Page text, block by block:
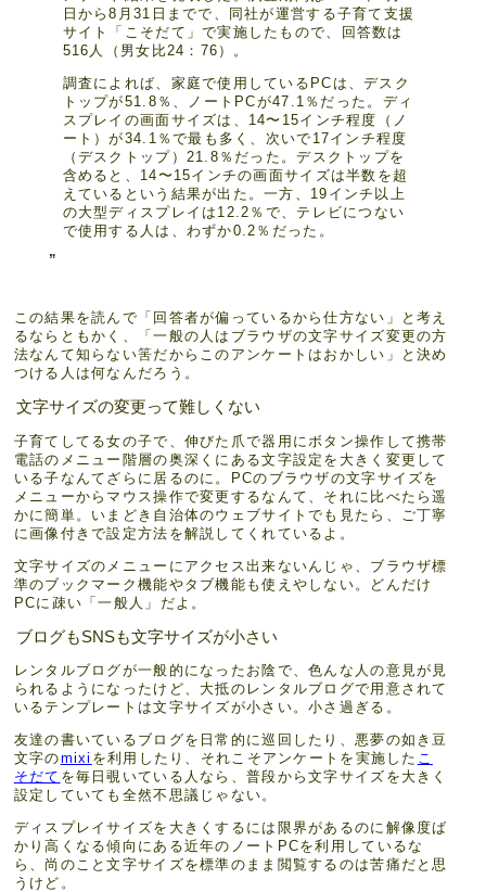
日から8月31日までで、同社が運営する子育て支援
サイト「こそだて」で実施したもので、回答数は
516人（男女比24：76）。
調査によれば、家庭で使用しているPCは、デスク
トップが51.8％、ノートPCが47.1％だった。ディ
スプレイの画面サイズは、14〜15インチ程度（ノ
ート）が34.1％で最も多く、次いで17インチ程度
（デスクトップ）21.8％だった。デスクトップを
含めると、14〜15インチの画面サイズは半数を超
えているという結果が出た。一方、19インチ以上
の大型ディスプレイは12.2％で、テレビにつない
で使用する人は、わずか0.2％だった。
この結果を読んで「回答者が偏っているから仕方ない」と考え
るならともかく、「一般の人はブラウザの文字サイズ変更の方
法なんて知らない筈だからこのアンケートはおかしい」と決め
つける人は何なんだろう。
文字サイズの変更って難しくない
子育てしてる女の子で、伸びた爪で器用にボタン操作して携帯
電話のメニュー階層の奥深くにある文字設定を大きく変更して
いる子なんてざらに居るのに。PCのブラウザの文字サイズを
メニューからマウス操作で変更するなんて、それに比べたら遥
かに簡単。いまどき自治体のウェブサイトでも見たら、ご丁寧
に画像付きで設定方法を解説してくれているよ。
文字サイズのメニューにアクセス出来ないんじゃ、ブラウザ標
準のブックマーク機能やタブ機能も使えやしない。どんだけ
PCに疎い「一般人」だよ。
ブログもSNSも文字サイズが小さい
レンタルブログが一般的になったお陰で、色んな人の意見が見
られるようになったけど、大抵のレンタルブログで用意されて
いるテンプレートは文字サイズが小さい。小さ過ぎる。
友達の書いているブログを日常的に巡回したり、悪夢の如き豆
文字のmixi を利用したり、それこそアンケートを実施した こ
そだて を毎日覗いている人なら、普段から文字サイズを大きく
設定していても全然不思議じゃない。
ディスプレイサイズを大きくするには限界があるのに解像度ば
かり高くなる傾向にある近年のノートPCを利用しているな
ら、尚のこと文字サイズを標準のまま閲覧するのは苦痛だと思
うけど。